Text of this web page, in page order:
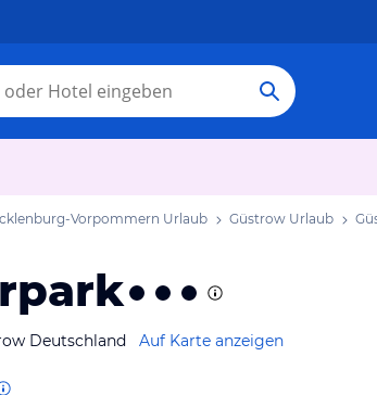
Vorpommern Urlaub Güstrow Urlaub
Deutschland Auf Karte anzeigen